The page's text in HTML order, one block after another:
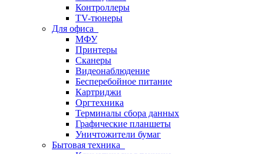
Контроллеры
TV-тюнеры
Для офиса
МФУ
Принтеры
Сканеры
Видеонаблюдение
Бесперебойное питание
Картриджи
Оргтехника
Терминалы сбора данных
Графические планшеты
Уничтожители бумаг
Бытовая техника